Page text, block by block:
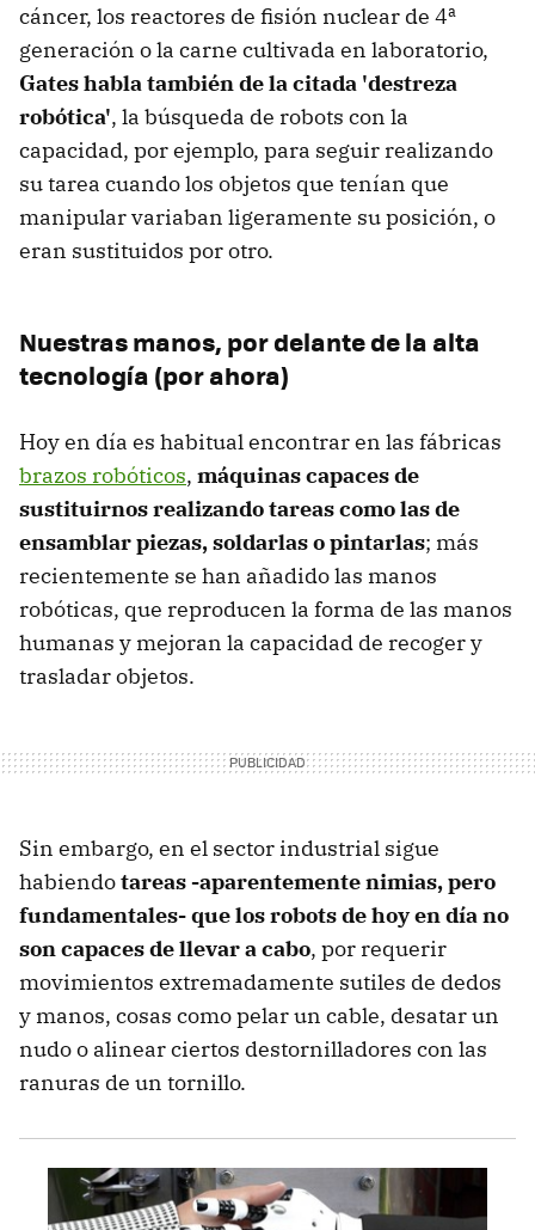
cáncer, los reactores de fisión nuclear de 4ª
generación o la carne cultivada en laboratorio,
Gates habla también de la citada 'destreza
robótica', la búsqueda de robots con la
capacidad, por ejemplo, para seguir realizando
su tarea cuando los objetos que tenían que
manipular variaban ligeramente su posición, o
eran sustituidos por otro.
Nuestras manos, por delante de la alta
tecnología (por ahora)
Hoy en día es habitual encontrar en las fábricas
brazos robóticos, máquinas capaces de
sustituirnos realizando tareas como las de
ensamblar piezas, soldarlas o pintarlas; más
recientemente se han añadido las manos
robóticas, que reproducen la forma de las manos
humanas y mejoran la capacidad de recoger y
trasladar objetos.
Sin embargo, en el sector industrial sigue
habiendotareas -aparentemente nimias, pero
fundamentales- que los robots de hoy en día no
son capaces de llevar a cabo, por requerir
movimientos extremadamente sutiles de dedos
y manos, cosas como pelar un cable, desatar un
nudo o alinear ciertos destornilladores con las
ranuras de un tornillo.